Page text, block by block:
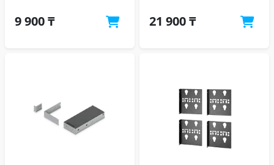
9 900 ₸ 21 900 ₸